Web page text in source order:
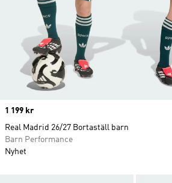
Price
1 199 kr
Real Madrid 26/27 Bortaställ barn
Barn Performance
Nyhet